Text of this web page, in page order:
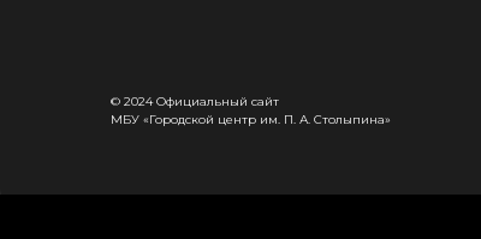
© 2024 Официальный сайт
МБУ «Городской центр им. П. А. Столыпина»